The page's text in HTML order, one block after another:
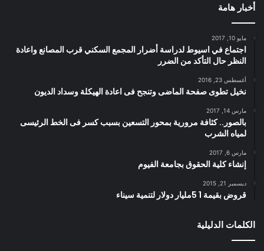
أخبار هامة
مايو 10, 2017
اجتماع في اسيوط لدراسة أضرار المجمع السكني قرب المصانع واعادة
النظر حال التأكد من الضرر
أغسطس 23, 2016
نخيل تطوى صفحة الماضى وتنجح فى اعادة الهيكلة وسداد الديون
مارس 14, 2017
بالصور.. كثافة مرورية بمحور التسعين بسبب كسر فى الخط الرئيسى
لمياه الشرب
مارس 6, 2017
إنشاء كلية الحقوق بجامعة الفيوم
ديسمبر 21, 2015
قروض بقيمة 1 5مليار دولار لتنمية سيناء
الكلمات الدليلية